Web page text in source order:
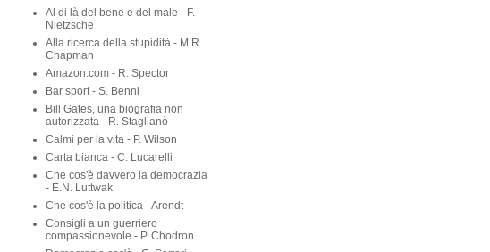
Libri che segnalo
1984 - G. Orwell
A modo mio - R. Gardini
Al di là del bene e del male - F.
Nietzsche
Alla ricerca della stupidità - M.R.
Chapman
Amazon.com - R. Spector
Bar sport - S. Benni
Bill Gates, una biografia non
autorizzata - R. Staglianò
Calmi per la vita - P. Wilson
Carta bianca - C. Lucarelli
Che cos'è davvero la democrazia
- E.N. Luttwak